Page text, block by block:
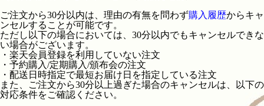
ご注文から30分以内は、理由の有無を問わず購入履歴からキャ
ンセルすることが可能です。
ただし以下の場合においては、30分以内でもキャンセルできな
い場合がございます。
・楽天会員登録を利用していない注文
・予約購入/定期購入/頒布会の注文
・配送日時指定で最短お届け日を指定している注文
また、ご注文から30分以上過ぎた場合のキャンセルは、以下の
対応条件をご確認ください。